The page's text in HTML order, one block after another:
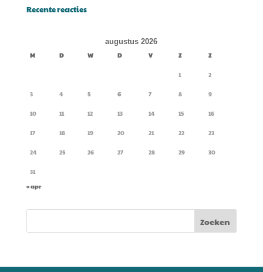
Recente reacties
augustus 2026
M D W D V Z Z
1 2
3 4 5 6 7 8 9
10 11 12 13 14 15 16
17 18 19 20 21 22 23
24 25 26 27 28 29 30
31
« apr